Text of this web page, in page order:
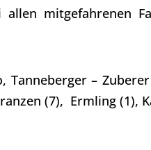
allen mitgefahrenen
Tanneberger –
(7), Ermling (1),